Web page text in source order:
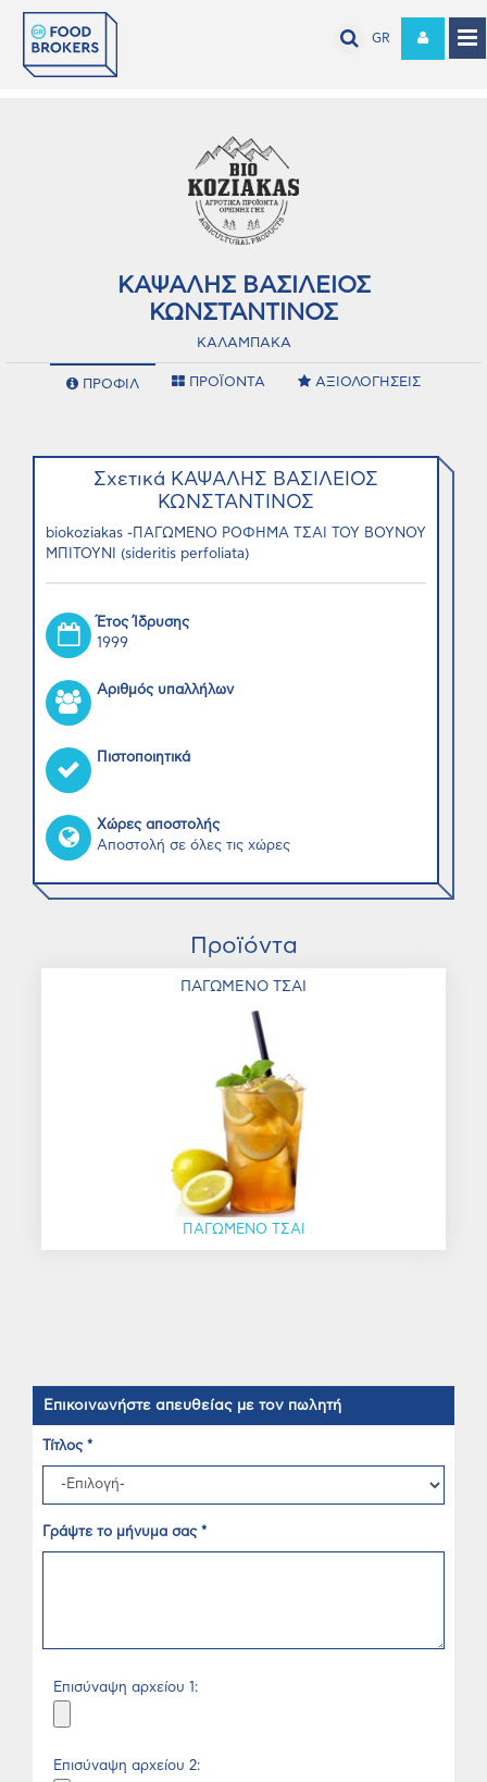
GR
ΚΑΨΑΛΗΣ ΒΑΣΙΛΕΙΟΣ
ΚΩΝΣΤΑΝΤΙΝΟΣ
ΚΑΛΑΜΠΑΚΑ
ΠΡΟΦΙΛ ΠΡΟΪΟΝΤΑ ΑΞΙΟΛΟΓΗΣΕΙΣ
Σχετικά ΚΑΨΑΛΗΣ ΒΑΣΙΛΕΙΟΣ
ΚΩΝΣΤΑΝΤΙΝΟΣ
biokoziakas -ΠΑΓΩΜΕΝΟ ΡΟΦΗΜΑ ΤΣΑΙ ΤΟΥ ΒΟΥΝΟΥ
ΜΠΙΤΟΥΝΙ (sideritis perfoliata)
Έτος Ίδρυσης
1999
Αριθμός υπαλλήλων
Πιστοποιητικά
Χώρες αποστολής
Αποστολή σε όλες τις χώρες
Προϊόντα
ΠΑΓΩΜΕΝΟ ΤΣΑΙ
ΠΑΓΩΜΕΝΟ ΤΣΑΙ
Επικοινωνήστε απευθείας με τον πωλητή
Τίτλος *
Γράψτε το μήνυμα σας *
Επισύναψη αρχείου 1:
Επισύναψη αρχείου 2: